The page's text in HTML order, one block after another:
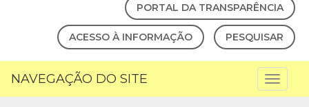
PORTAL DA TRANSPARÊNCIA
ACESSO À INFORMAÇÃO PESQUISAR
NAVEGAÇÃO DO SITE